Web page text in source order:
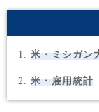
米・ミシガン
米・雇用統計